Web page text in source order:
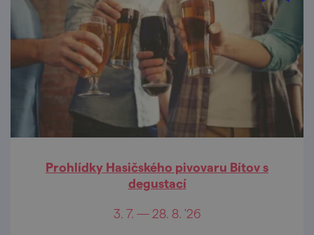
Prohlídky Hasičského pivovaru Bítov s
degustací
3. 7. — 28. 8. '26